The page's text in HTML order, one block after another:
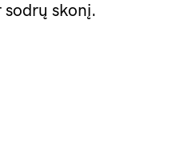
skonį.